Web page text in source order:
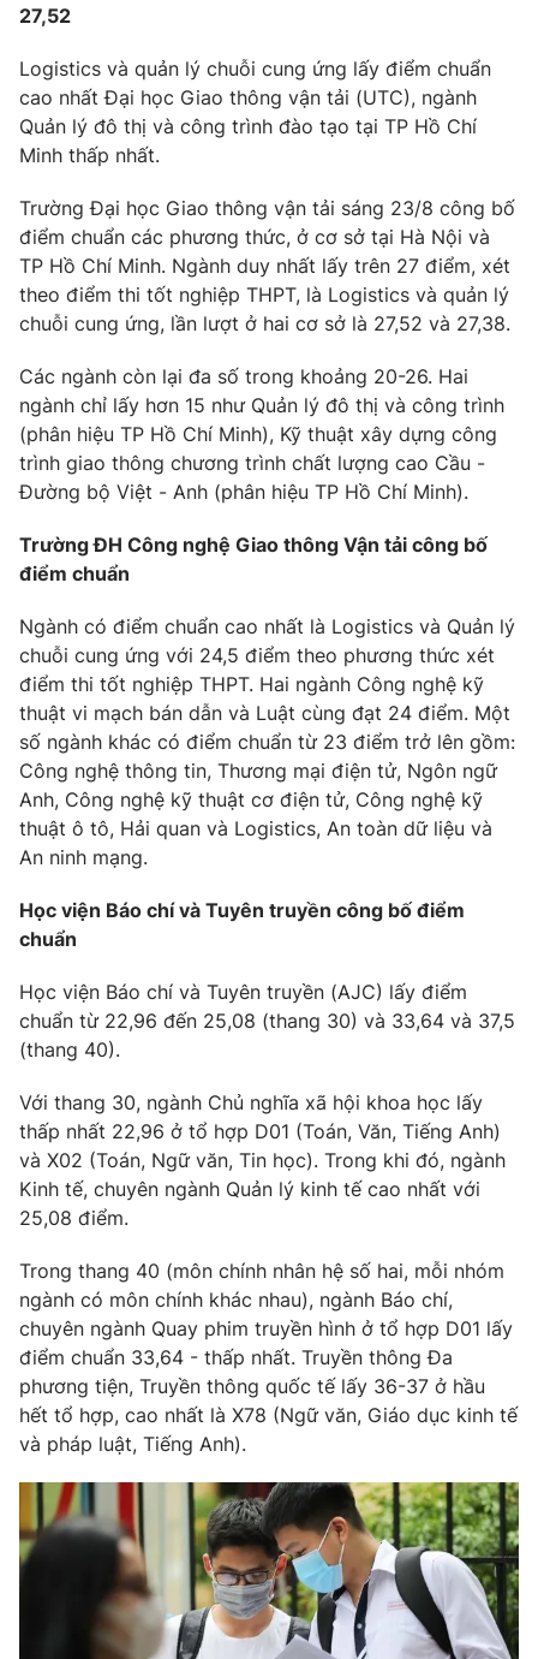
Ðiện thoại Thời báo VTV:
Liên hệ quảng cáo:024-7300.7108
® Cấm sao chép dưới mọi hình thức nếu không có sự chấp
thuận bằng văn bản. Ghi rõ nguồn VTV.vn khi phát hành lại
thông tin từ website này.
27,52
Logistics và quản lý chuỗi cung ứng lấy điểm chuẩn
cao nhất Đại học Giao thông vận tải (UTC), ngành
Quản lý đô thị và công trình đào tạo tại TP Hồ Chí
Minh thấp nhất.
Trường Đại học Giao thông vận tải sáng 23/8 công bố
điểm chuẩn các phương thức, ở cơ sở tại Hà Nội và
TP Hồ Chí Minh. Ngành duy nhất lấy trên 27 điểm, xét
theo điểm thi tốt nghiệp THPT, là Logistics và quản lý
chuỗi cung ứng, lần lượt ở hai cơ sở là 27,52 và 27,38.
Các ngành còn lại đa số trong khoảng 20-26. Hai
ngành chỉ lấy hơn 15 như Quản lý đô thị và công trình
(phân hiệu TP Hồ Chí Minh), Kỹ thuật xây dựng công
trình giao thông chương trình chất lượng cao Cầu -
Đường bộ Việt - Anh (phân hiệu TP Hồ Chí Minh).
Trường ĐH Công nghệ Giao thông Vận tải công bố
điểm chuẩn
Ngành có điểm chuẩn cao nhất là Logistics và Quản lý
chuỗi cung ứng với 24,5 điểm theo phương thức xét
điểm thi tốt nghiệp THPT. Hai ngành Công nghệ kỹ
thuật vi mạch bán dẫn và Luật cùng đạt 24 điểm. Một
số ngành khác có điểm chuẩn từ 23 điểm trở lên gồm:
Công nghệ thông tin, Thương mại điện tử, Ngôn ngữ
Anh, Công nghệ kỹ thuật cơ điện tử, Công nghệ kỹ
thuật ô tô, Hải quan và Logistics, An toàn dữ liệu và
An ninh mạng.
Học viện Báo chí và Tuyên truyền công bố điểm
chuẩn
Học viện Báo chí và Tuyên truyền (AJC) lấy điểm
chuẩn từ 22,96 đến 25,08 (thang 30) và 33,64 và 37,5
(thang 40).
Với thang 30, ngành Chủ nghĩa xã hội khoa học lấy
thấp nhất 22,96 ở tổ hợp D01 (Toán, Văn, Tiếng Anh)
và X02 (Toán, Ngữ văn, Tin học). Trong khi đó, ngành
Kinh tế, chuyên ngành Quản lý kinh tế cao nhất với
25,08 điểm.
Trong thang 40 (môn chính nhân hệ số hai, mỗi nhóm
ngành có môn chính khác nhau), ngành Báo chí,
chuyên ngành Quay phim truyền hình ở tổ hợp D01 lấy
điểm chuẩn 33,64 - thấp nhất. Truyền thông Đa
phương tiện, Truyền thông quốc tế lấy 36-37 ở hầu
hết tổ hợp, cao nhất là X78 (Ngữ văn, Giáo dục kinh tế
và pháp luật, Tiếng Anh).